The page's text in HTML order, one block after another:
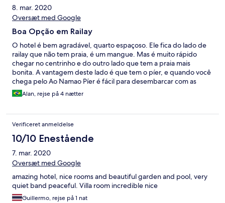
8. mar. 2020
Oversæt med Google
Boa Opção em Railay
O hotel é bem agradável, quarto espaçoso. Ele fica do lado de
railay que não tem praia, é um mangue. Mas é muito rápido
chegar no centrinho e do outro lado que tem a praia mais
bonita. A vantagem deste lado é que tem o píer, e quando você
chega pelo Ao Namao Píer é fácil para desembarcar com as
malas. Ele fica próximo do caminho para Phra Nang, uma outra
praia bonita. O hotel tem um happy hour todo dia com música
piscina é bonita, mas não recebe muito sol. Se não quiser ficar
nos hotéis de frente para a praia principal este é uma boa
opção. O café da manhã tem bastante variedade, mas a maioria
das comidas são Asiáticas. Se estiver no começo da viagem
talvez goste, se estiver no final talvez sinta falta de opções
ocidentais. O suco natural de tangerina foi um diferencial! Único
Alan, rejse på 4 nætter
Verificeret anmeldelse
10/10 Enestående
7. mar. 2020
Oversæt med Google
amazing hotel, nice rooms and beautiful garden and pool, very
quiet band peaceful. Villa room incredible nice
Guillermo, rejse på 1 nat